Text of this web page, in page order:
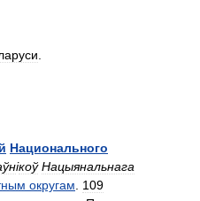
Национального
ікоў Нацыянальнага
округам
109